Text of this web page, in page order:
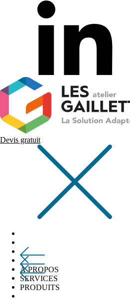
Devis gratuit
À PROPOS
SERVICES
PRODUITS